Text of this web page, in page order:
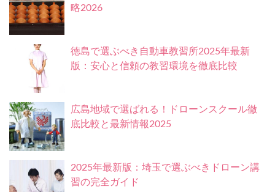
略2026
徳島で選ぶべき自動車教習所2025年最新
版：安心と信頼の教習環境を徹底比較
広島地域で選ばれる！ドローンスクール徹
底比較と最新情報2025
2025年最新版：埼玉で選ぶべきドローン講
習の完全ガイド